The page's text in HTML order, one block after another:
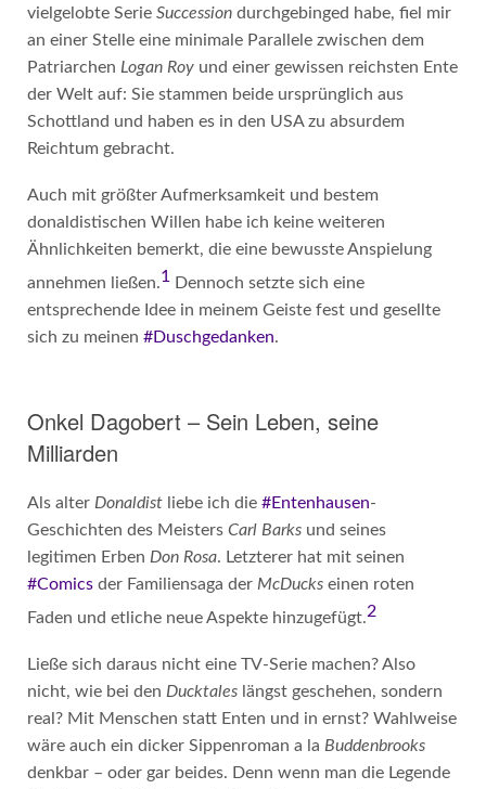
vielgelobte Serie Successiondurchgebinged habe, fiel mir
an einer Stelle eine minimale Parallele zwischen dem
Patriarchen Logan Royund einer gewissen reichsten Ente
der Welt auf: Sie stammen beide ursprünglich aus
Schottland und haben es in den USA zu absurdem
Reichtum gebracht.
Auch mit größter Aufmerksamkeit und bestem
donaldistischen Willen habe ich keine weiteren
Ähnlichkeiten bemerkt, die eine bewusste Anspielung
annehmen ließen.1Dennoch setzte sich eine
entsprechende Idee in meinem Geiste fest und gesellte
sich zu meinen #Duschgedanken.
Onkel Dagobert – Sein Leben, seine
Milliarden
Als alter Donaldistliebe ich die #Entenhausen-
Geschichten des Meisters Carl Barksund seines
legitimen Erben Don Rosa. Letzterer hat mit seinen
#Comicsder Familiensaga der McDuckseinen roten
Faden und etliche neue Aspekte hinzugefügt.2
Ließe sich daraus nicht eine TV-Serie machen? Also
nicht, wie bei den Ducktaleslängst geschehen, sondern
real? Mit Menschen statt Enten und in ernst? Wahlweise
wäre auch ein dicker Sippenroman a la Buddenbrooks
denkbar – oder gar beides. Denn wenn man die Legende